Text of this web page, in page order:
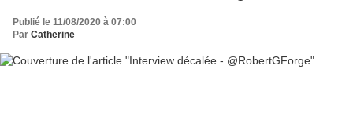
Publié le 11/08/2020 à 07:00
Par Catherine